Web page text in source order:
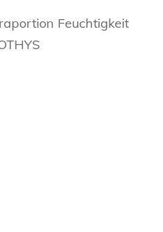
Feuchtigkeit